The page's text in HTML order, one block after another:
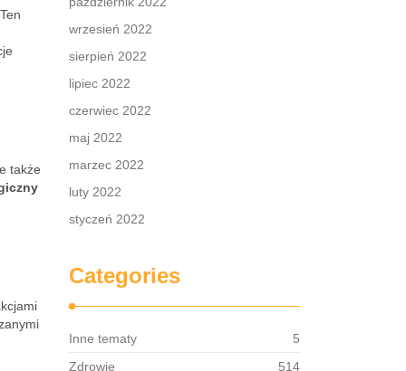
. Ten
także
wrzesień 2022
sierpień 2022
lipiec 2022
czerwiec 2022
maj 2022
marzec 2022
luty 2022
styczeń 2022
Categories
Inne tematy
5
Zdrowie
514